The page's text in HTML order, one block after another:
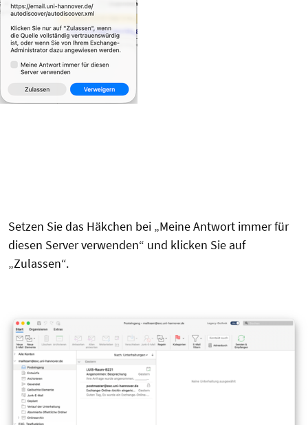
Setzen Sie das Häkchen bei „Meine Antwort immer für
diesen Server verwenden“ und klicken Sie auf
„Zulassen“.